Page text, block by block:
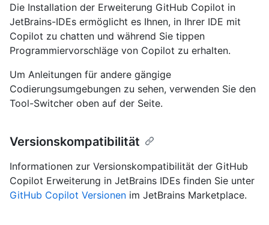
Die Installation der Erweiterung GitHub Copilot in
JetBrains-IDEs ermöglicht es Ihnen, in Ihrer IDE mit
Copilot zu chatten und während Sie tippen
Programmiervorschläge von Copilot zu erhalten.
Um Anleitungen für andere gängige
Codierungsumgebungen zu sehen, verwenden Sie den
Tool-Switcher oben auf der Seite.
Versionskompatibilität
Informationen zur Versionskompatibilität der GitHub
Copilot Erweiterung in JetBrains IDEs finden Sie unter
GitHub Copilot Versionen im JetBrains Marketplace.